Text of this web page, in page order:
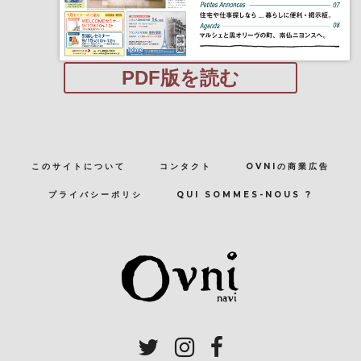
PDF版を読む
このサイトについて コンタクト OVNIの商業広告
プライバシーポリシ QUI SOMMES-NOUS ?